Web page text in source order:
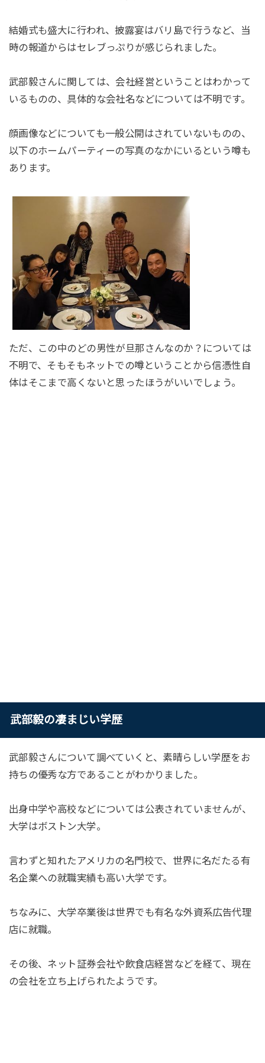
結婚式も盛大に行われ、披露宴はバリ島で行うなど、当
時の報道からはセレブっぷりが感じられました。
武部毅さんに関しては、会社経営ということはわかって
いるものの、具体的な会社名などについては不明です。
顔画像などについても一般公開はされていないものの、
以下のホームパーティーの写真のなかにいるという噂も
あります。
ただ、この中のどの男性が旦那さんなのか？については
不明で、そもそもネットでの噂ということから信憑性自
体はそこまで高くないと思ったほうがいいでしょう。
武部毅の凄まじい学歴
武部毅さんについて調べていくと、素晴らしい学歴をお
持ちの優秀な方であることがわかりました。
出身中学や高校などについては公表されていませんが、
大学はボストン大学。
言わずと知れたアメリカの名門校で、世界に名だたる有
名企業への就職実績も高い大学です。
ちなみに、大学卒業後は世界でも有名な外資系広告代理
店に就職。
その後、ネット証券会社や飲食店経営などを経て、現在
の会社を立ち上げられたようです。